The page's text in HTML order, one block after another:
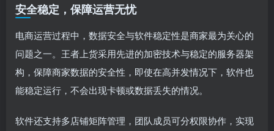
安全稳定，保障运营无忧
电商运营过程中，数据安全与软件稳定性是商家最为关心的
问题之一。王者上货采用先进的加密技术与稳定的服务器架
构，保障商家数据的安全性，即使在高并发情况下，软件也
能稳定运行，不会出现卡顿或数据丢失的情况。
软件还支持多店铺矩阵管理，团队成员可分权限协作，实现